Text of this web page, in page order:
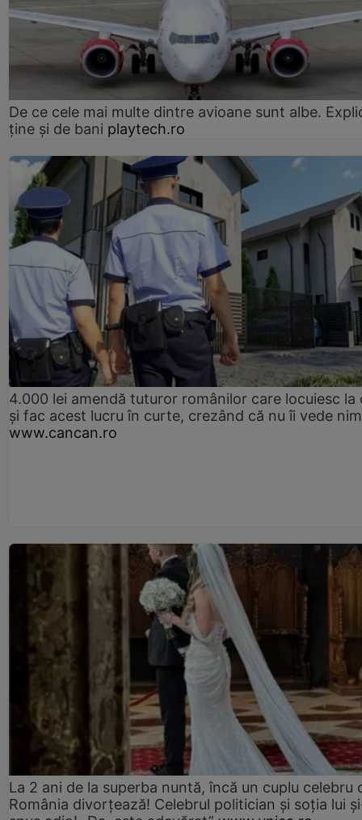
De ce cele mai multe dintre avioane sunt albe.
ține și de bani playtech.ro
4.000 lei amendă tuturor românilor care locuiesc la
și fac acest lucru în curte, crezând că nu îi vede
www.cancan.ro
La 2 ani de la superba nuntă, încă un cuplu celebru
România divorțează! Celebrul politician și soția lui